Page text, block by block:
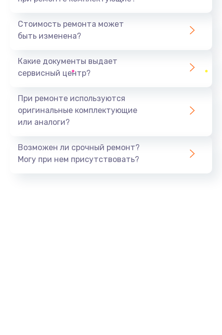
2900 руб.
Восстановление после падения
Пайка и ремонт платы
Заказать
Стоимость ремонта может
быть изменена?
Какие документы выдает
сервисный центр?
При ремонте используются
оригинальные комплектующие
или аналоги?
Возможен ли срочный ремонт?
Могу при нем присутствовать?